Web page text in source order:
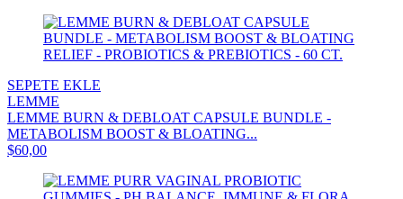
SEPETE EKLE
LEMME
LEMME BURN & DEBLOAT CAPSULE BUNDLE -
METABOLISM BOOST & BLOATING...
$60,00